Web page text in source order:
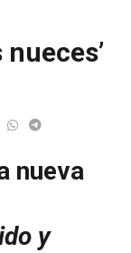
nueva
y